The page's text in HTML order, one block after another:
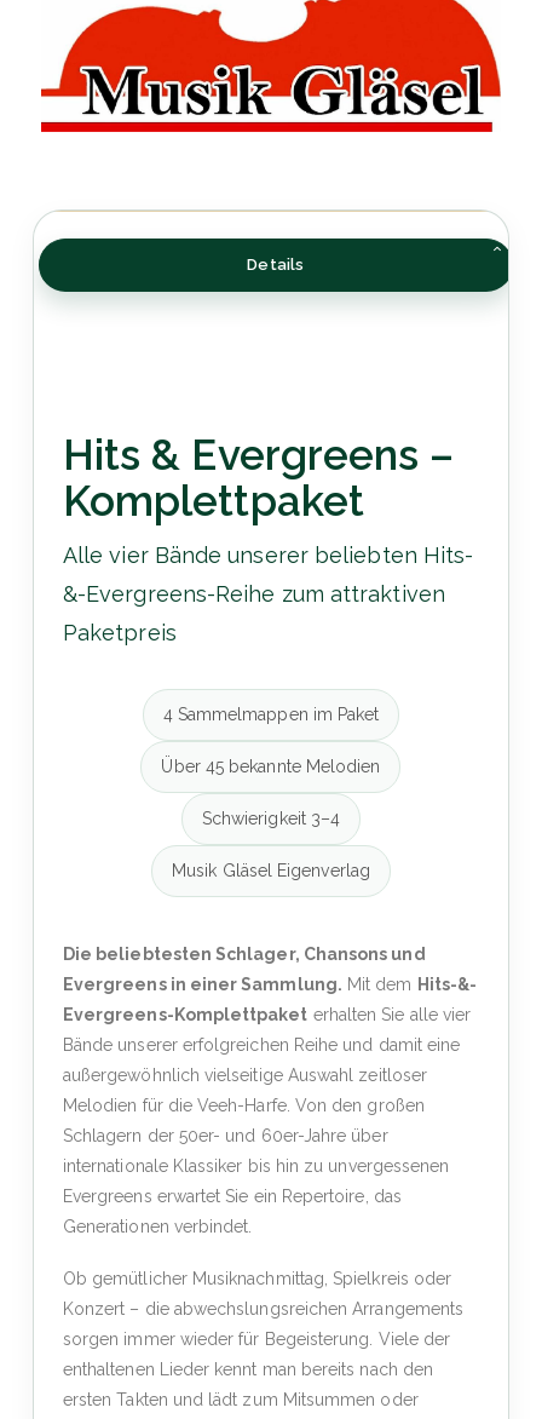
Details
Hits & Evergreens –
Komplettpaket
Alle vier Bände unserer beliebten Hits-
&-Evergreens-Reihe zum attraktiven
Paketpreis
4 Sammelmappen im Paket
Über 45 bekannte Melodien
Schwierigkeit 3–4
Musik Gläsel Eigenverlag
Die beliebtesten Schlager, Chansons und
Evergreens in einer Sammlung. Mit dem Hits-&-
Evergreens-Komplettpaket erhalten Sie alle vier
Bände unserer erfolgreichen Reihe und damit eine
außergewöhnlich vielseitige Auswahl zeitloser
Melodien für die Veeh-Harfe. Von den großen
Schlagern der 50er- und 60er-Jahre über
internationale Klassiker bis hin zu unvergessenen
Evergreens erwartet Sie ein Repertoire, das
Generationen verbindet.
Ob gemütlicher Musiknachmittag, Spielkreis oder
Konzert – die abwechslungsreichen Arrangements
sorgen immer wieder für Begeisterung. Viele der
enthaltenen Lieder kennt man bereits nach den
ersten Takten und lädt zum Mitsummen oder